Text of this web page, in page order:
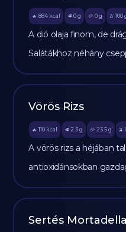
🔥 884 kcal 🥩 0 g 🥔 0g 🫒 100
A dió olaja finom, de
Salátákhoz néhány
Vörös Rizs
🔥 110 kcal 🥩 2.3 g 🥔 23.5g 🫒
A vörös rizs a héjában
antioxidánsokban
Sertés Mortadella